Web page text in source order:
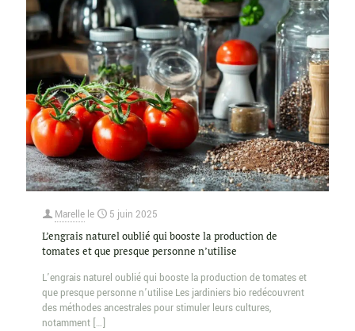
Marelle le 5 juin 2025
L’engrais naturel oublié qui booste la production de
tomates et que presque personne n’utilise
L’engrais naturel oublié qui booste la production de tomates et
que presque personne n’utilise Les jardiniers bio redécouvrent
des méthodes ancestrales pour stimuler leurs cultures,
notamment […]